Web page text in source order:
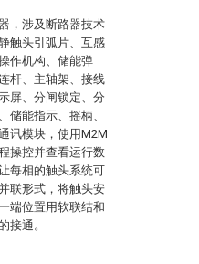
，涉及断路器技术
触头引弧片、互感
作机构、储能弹
杆、主轴架、接线
屏、分闸锁定、分
储能指示、摇柄、
讯模块，使用M2M
操控并查看运行数
每相的触头系统可
联形式，将触头安
端位置用软联结和
接通。